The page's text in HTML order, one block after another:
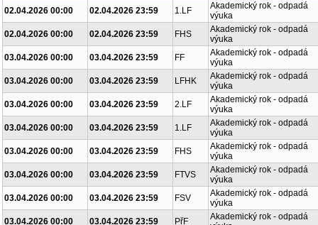
02.04.2026 00:00
02.04.2026 23:59 1.LF
Akademický rok - odpadá
výuka
02.04.2026 00:00
02.04.2026 23:59 FHS
Akademický rok - odpadá
výuka
03.04.2026 00:00
03.04.2026 23:59 FF
Akademický rok - odpadá
výuka
03.04.2026 00:00
03.04.2026 23:59 LFHK
Akademický rok - odpadá
výuka
03.04.2026 00:00
03.04.2026 23:59 2.LF
Akademický rok - odpadá
výuka
03.04.2026 00:00
03.04.2026 23:59 1.LF
Akademický rok - odpadá
výuka
03.04.2026 00:00
03.04.2026 23:59 FHS
Akademický rok - odpadá
výuka
03.04.2026 00:00
03.04.2026 23:59 FTVS
Akademický rok - odpadá
výuka
03.04.2026 00:00
03.04.2026 23:59 FSV
Akademický rok - odpadá
výuka
03.04.2026 00:00
03.04.2026 23:59 PřF
Akademický rok - odpadá